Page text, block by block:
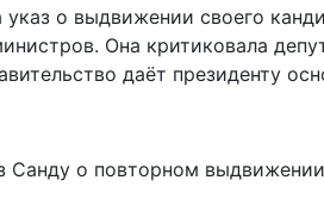
о выдвижении своего
Она критиковала
даёт президенту
о повторном